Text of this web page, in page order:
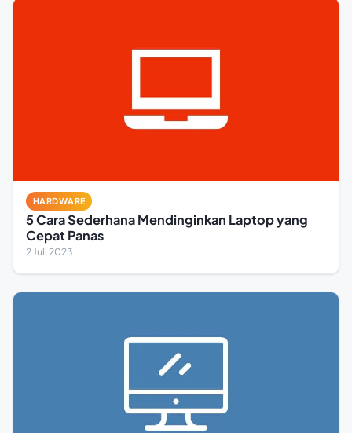
HARDWARE
5 Cara Sederhana Mendinginkan Laptop yang
Cepat Panas
2 Juli 2023